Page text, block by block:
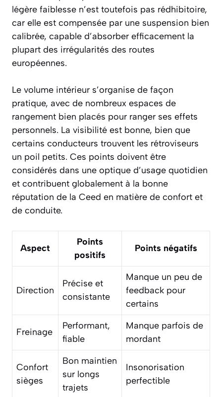
légère faiblesse n’est toutefois pas rédhibitoire,
car elle est compensée par une suspension bien
calibrée, capable d’absorber efficacement la
plupart des irrégularités des routes
européennes.
Le volume intérieur s’organise de façon
pratique, avec de nombreux espaces de
rangement bien placés pour ranger ses effets
personnels. La visibilité est bonne, bien que
certains conducteurs trouvent les rétroviseurs
un poil petits. Ces points doivent être
considérés dans une optique d’usage quotidien
et contribuent globalement à la bonne
réputation de la Ceed en matière de confort et
de conduite.
Aspect
Points
positifs
Points négatifs
Direction
Précise et
consistante
Manque un peu de
feedback pour
certains
Freinage
Performant,
fiable
Manque parfois de
mordant
Confort
sièges
Bon maintien
sur longs
trajets
Insonorisation
perfectible